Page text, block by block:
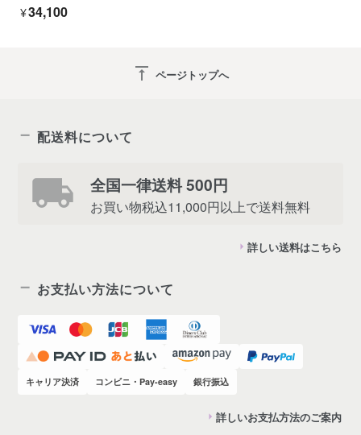
¥34,100
vertical_align_top ページトップへ
配送料について
全国一律送料 500円
お買い物税込11,000円以上で送料無料
詳しい送料はこちら
お支払い方法について
キャリア決済 コンビニ・Pay-easy 銀行振込
詳しいお支払方法のご案内